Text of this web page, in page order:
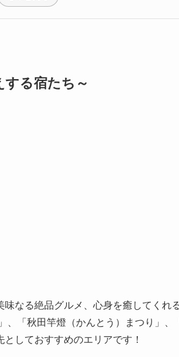
る宿たち～
なる絶品グルメ、心身を癒してくれ
、「秋田竿燈（かんとう）まつり」、
しておすすめのエリアです！